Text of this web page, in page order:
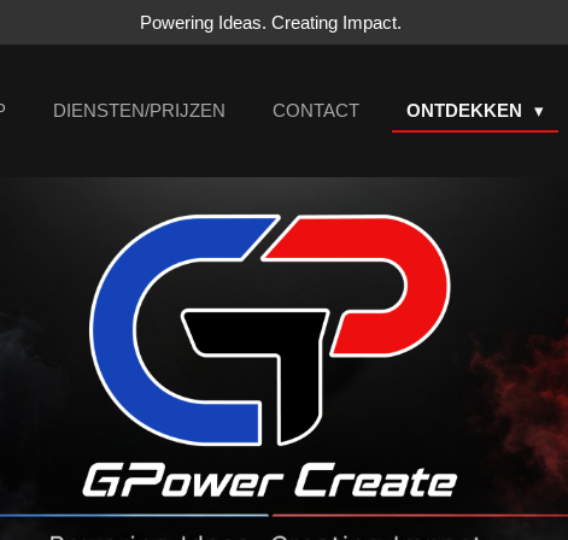
Powering Ideas. Creating Impact.
DIENSTEN/PRIJZEN CONTACT ONTDEKKEN